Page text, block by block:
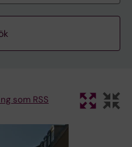
som RSS